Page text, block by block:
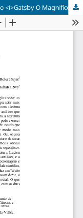
<i>Gatsby O Magnifíco</i>